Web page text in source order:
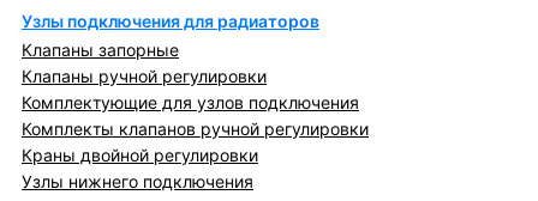
Узлы подключения для радиаторов
Клапаны запорные
Клапаны ручной регулировки
Комплектующие для узлов подключения
Комплекты клапанов ручной регулировки
Краны двойной регулировки
Узлы нижнего подключения